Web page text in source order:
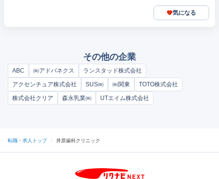
気になる
その他の企業
ABC ㈱アドバネクス
ランスタッド株式会社
アクセンチュア株式会社
SUS㈱ ㈱関東
TOTO株式会社
株式会社クリア
森永乳業㈱ UTエイム株式会社
転職・求人トップ / 井原歯科クリニック